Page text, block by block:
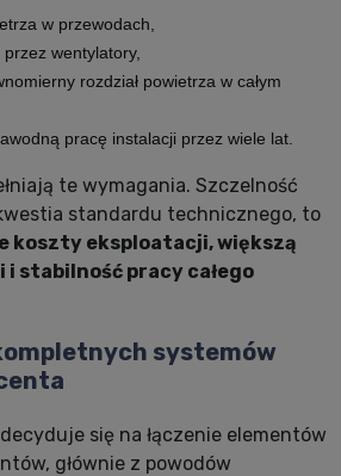
w przewodach,
wentylatory,
rozdział powietrza w całym
pracę instalacji przez wiele lat.
te wymagania. Szczelność
standardu technicznego, to
koszty eksploatacji, większą
stabilność pracy całego
systemów
się na łączenie elementów
głównie z powodów